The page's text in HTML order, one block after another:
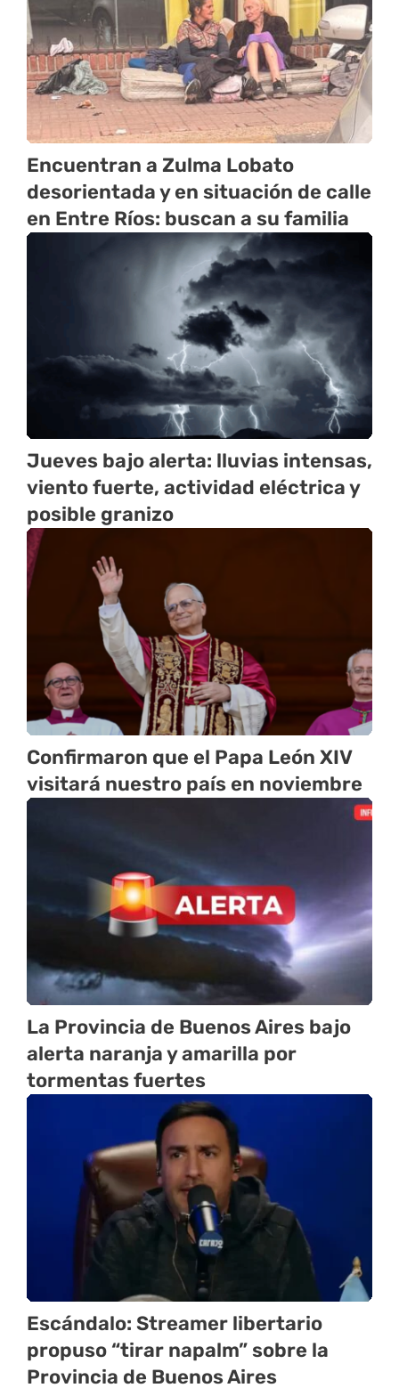
Encuentran a Zulma Lobato
desorientada y en situación de calle
en Entre Ríos: buscan a su familia
Jueves bajo alerta: lluvias intensas,
viento fuerte, actividad eléctrica y
posible granizo
Confirmaron que el Papa León XIV
visitará nuestro país en noviembre
La Provincia de Buenos Aires bajo
alerta naranja y amarilla por
tormentas fuertes
Escándalo: Streamer libertario
propuso “tirar napalm” sobre la
Provincia de Buenos Aires